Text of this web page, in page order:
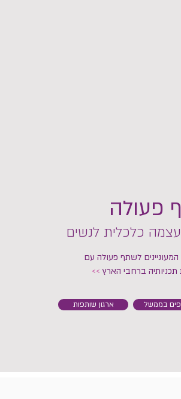
פעולה
כלכלית לנשים
המעוניינים לשתף פעולה עם
ברחבי הארץ >>
ארגון שותפות בממשל